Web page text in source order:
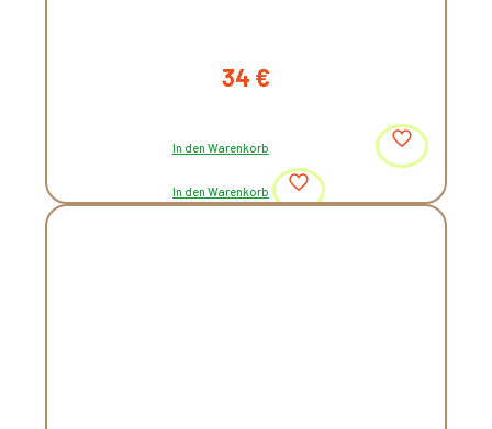
34 €
In den Warenkorb
In den Warenkorb